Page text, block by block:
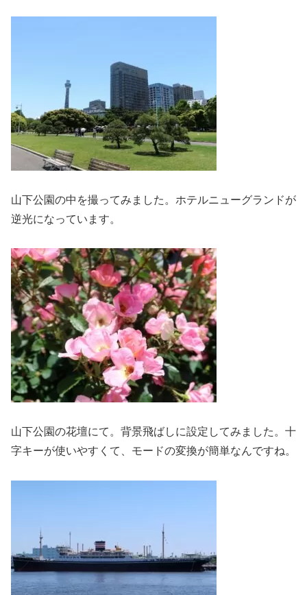
山下公園の中を撮ってみました。ホテルニューグランドが
逆光になっています。
山下公園の花壇にて。背景飛ばしに設定してみました。十
字キーが使いやすくて、モードの変換が簡単なんですね。